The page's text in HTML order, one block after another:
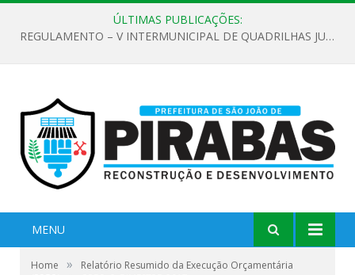
ÚLTIMAS PUBLICAÇÕES:
REGULAMENTO – V INTERMUNICIPAL DE QUADRILHAS JUNINAS 2026
MENU
Home »
Relatório Resumido da Execução Orçamentária